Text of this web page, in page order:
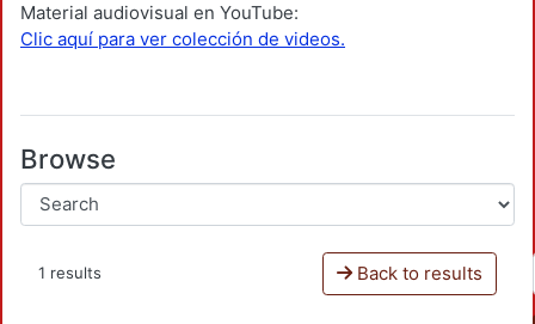
Material audiovisual en YouTube:
Clic aquí para ver colección de videos.
Browse
1 results Back to results